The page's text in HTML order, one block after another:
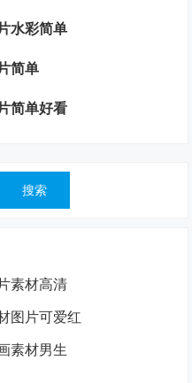
水彩简单
简单
简单好看
素材高清
图片可爱红
素材男生